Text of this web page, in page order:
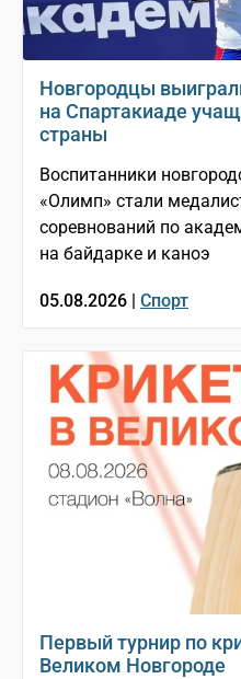
Новгородцы
на Спартакиаде
страны
Воспитанники
«Олимп» стали
соревнований по
на байдарке и каноэ
05.08.2026 | Спорт
Первый турнир по
Великом Новгороде